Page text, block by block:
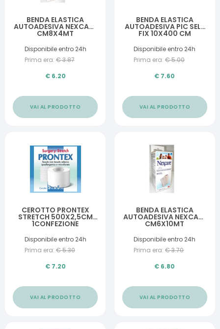
BENDA ELASTICA
AUTOADESIVA NEXCARE
CM8X4MT
Disponibile entro 24h
Prima era: €3.87
€ 6.20
VAI AL PRODOTTO
BENDA ELASTICA
AUTOADESIVA PIC SELF
FIX 10X400 CM
Disponibile entro 24h
Prima era: €5.00
€ 7.60
VAI AL PRODOTTO
CEROTTO PRONTEX
STRETCH 500X2,5CM
1CONFEZIONE
Disponibile entro 24h
Prima era: €5.30
€ 7.20
VAI AL PRODOTTO
BENDA ELASTICA
AUTOADESIVA NEXCARE
CM6X10MT
Disponibile entro 24h
Prima era: €3.70
€ 6.80
VAI AL PRODOTTO